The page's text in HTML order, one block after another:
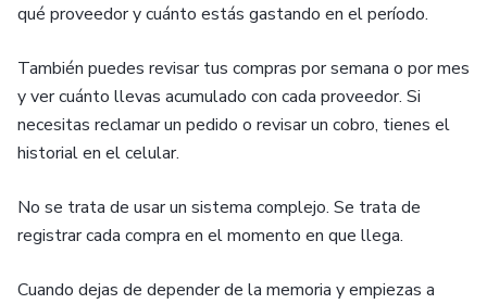
qué proveedor y cuánto estás gastando en el período.
También puedes revisar tus compras por semana o por mes
y ver cuánto llevas acumulado con cada proveedor. Si
necesitas reclamar un pedido o revisar un cobro, tienes el
historial en el celular.
No se trata de usar un sistema complejo. Se trata de
registrar cada compra en el momento en que llega.
Cuando dejas de depender de la memoria y empiezas a